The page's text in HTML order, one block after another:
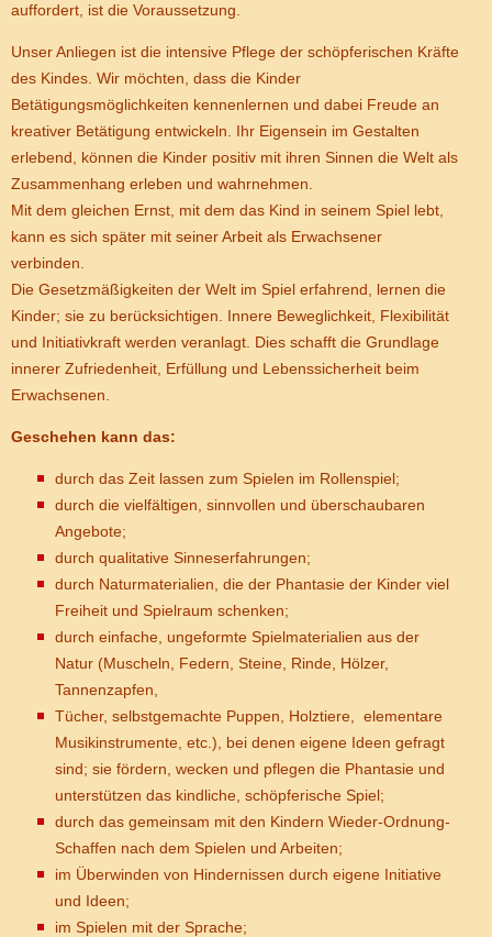
auffordert, ist die Voraussetzung.
Unser Anliegen ist die intensive Pflege der schöpferischen Kräfte
des Kindes. Wir möchten, dass die Kinder
Betätigungsmöglichkeiten kennenlernen und dabei Freude an
kreativer Betätigung entwickeln. Ihr Eigensein im Gestalten
erlebend, können die Kinder positiv mit ihren Sinnen die Welt als
Zusammenhang erleben und wahrnehmen.
Mit dem gleichen Ernst, mit dem das Kind in seinem Spiel lebt,
kann es sich später mit seiner Arbeit als Erwachsener
verbinden.
Die Gesetzmäßigkeiten der Welt im Spiel erfahrend, lernen die
Kinder; sie zu berücksichtigen. Innere Beweglichkeit, Flexibilität
und Initiativkraft werden veranlagt. Dies schafft die Grundlage
innerer Zufriedenheit, Erfüllung und Lebenssicherheit beim
Erwachsenen.
Geschehen kann das:
durch das Zeit lassen zum Spielen im Rollenspiel;
durch die vielfältigen, sinnvollen und überschaubaren
Angebote;
durch qualitative Sinneserfahrungen;
durch Naturmaterialien, die der Phantasie der Kinder viel
Freiheit und Spielraum schenken;
durch einfache, ungeformte Spielmaterialien aus der
Natur (Muscheln, Federn, Steine, Rinde, Hölzer,
Tannenzapfen,
Tücher, selbstgemachte Puppen, Holztiere, elementare
Musikinstrumente, etc.), bei denen eigene Ideen gefragt
sind; sie fördern, wecken und pflegen die Phantasie und
unterstützen das kindliche, schöpferische Spiel;
durch das gemeinsam mit den Kindern Wieder-Ordnung-
Schaffen nach dem Spielen und Arbeiten;
im Überwinden von Hindernissen durch eigene Initiative
und Ideen;
im Spielen mit der Sprache;